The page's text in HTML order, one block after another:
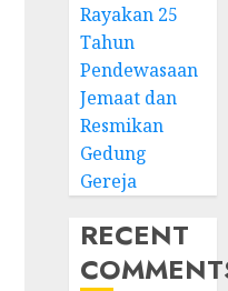
Rayakan 25
Tahun
Pendewasaan
Jemaat dan
Resmikan
Gedung
Gereja
RECENT